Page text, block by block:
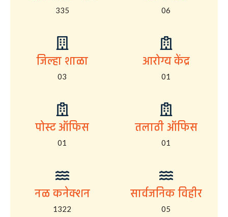
335 06
जिल्हा शाळा
03
आरोग्य केंद्र
01
पोस्ट ऑफिस
01
तलाठी ऑफिस
01
नळ कनेक्शन
1322
सार्वजनिक विहीर
05